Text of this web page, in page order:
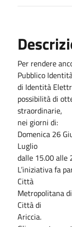
Per rendere
Pubblico
di Identità
possibilità di
straordinarie,
nei giorni di:
Domenica 26
Luglio
dalle 15.00 alle
L’iniziativa fa
Città
Metropolitana
Città di
Ariccia.